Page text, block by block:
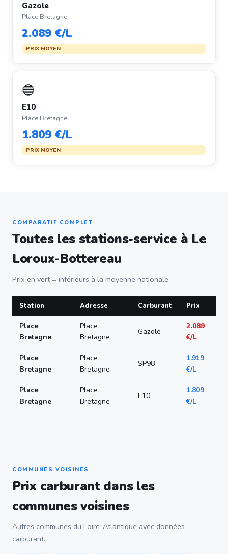
Gazole
Place Bretagne
2.089 €/L
PRIX MOYEN
🔵
E10
Place Bretagne
1.809 €/L
PRIX MOYEN
COMPARATIF COMPLET
Toutes les stations-service à Le
Loroux-Bottereau
Prix en vert = inférieurs à la moyenne nationale.
Station Adresse Carburant Prix
Place
Bretagne
Place
Bretagne
Gazole
2.089
€/L
Place
Bretagne
Place
Bretagne
SP98
1.919
€/L
Place
Bretagne
Place
Bretagne
E10
1.809
€/L
COMMUNES VOISINES
Prix carburant dans les
communes voisines
Autres communes du Loire-Atlantique avec données
carburant.